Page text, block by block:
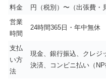
料金
円（税別）〜（出張費・
営業
時間
24時間365日・年中無休
支払
い方
法
現金、銀行振込、クレジ
決済、コンビニ払い（NP